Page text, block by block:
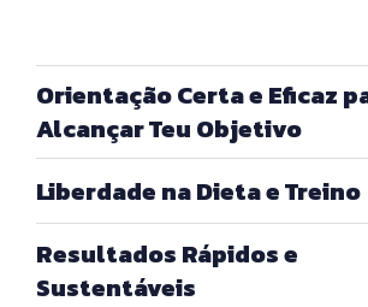
Orientação Certa e Eficaz
Alcançar Teu Objetivo
Liberdade na Dieta e Treino
Resultados Rápidos e
Sustentáveis